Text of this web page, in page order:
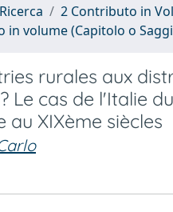
2 Contributo in
in volume (Capitolo o
rurales aux
Le cas de l'Italie
au XIXème siècles